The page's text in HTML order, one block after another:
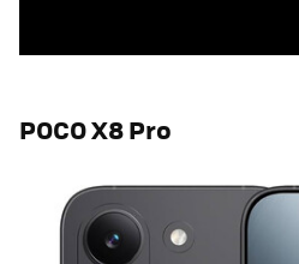
POCO X8 Pro